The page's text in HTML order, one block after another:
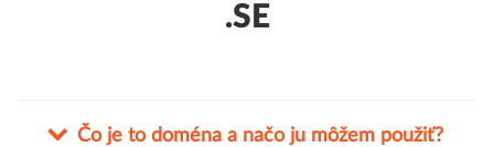
.SE
Čo je to doména a načo ju môžem použiť?